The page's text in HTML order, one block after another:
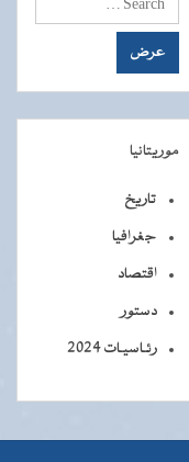
موريتانيا
تاريخ
جغرافيا
اقتصاد
دستور
رئـاسيـات 2024